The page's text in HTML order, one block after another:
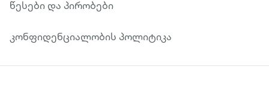
წესები და პირობები
კონფიდენციალობის პოლიტიკა